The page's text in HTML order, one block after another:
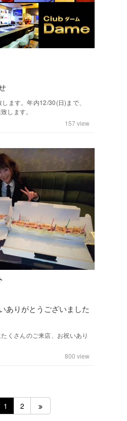
ます。年内12/30(日)まで、
します。
157view
ありがとうございました
くさんのご来店、お祝いあり
800 view
1 2